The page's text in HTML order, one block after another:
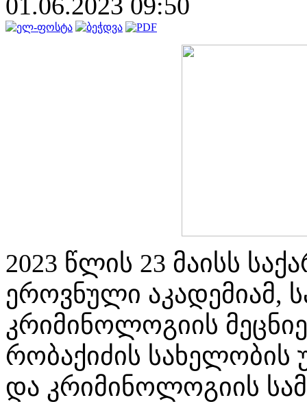
2023 წლის 23 მაისს
ეროვნული აკადემიამ,
კრიმინოლოგიის
რობაქიძის სახელობის
და კრიმინოლოგიის